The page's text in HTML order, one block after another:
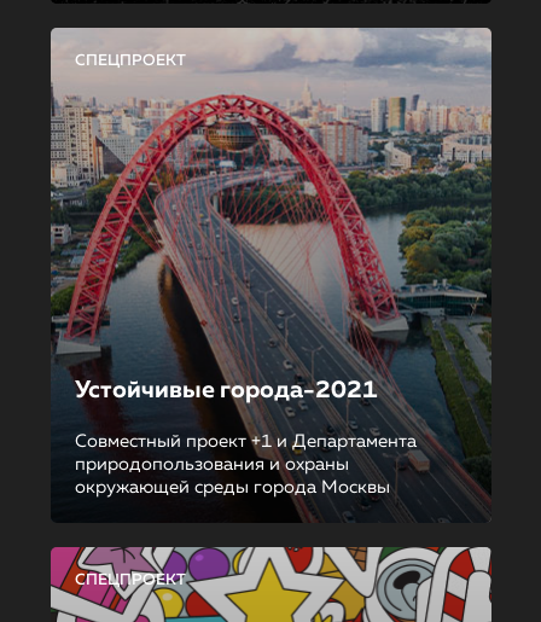
СПЕЦПРОЕКТ
Устойчивые города-2021
Совместный проект +1 и Департамента
природопользования и охраны
окружающей среды города Москвы
СПЕЦПРОЕКТ